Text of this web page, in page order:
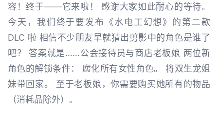
容！终于——它来啦！ 感谢大家如此耐心的等待。
今天，我们终于要发布《水电工幻想》的第二款
DLC 啦 相信不少朋友早就猜出剪影中的角色是谁了
吧？ 答案就是……公会接待员与商店老板娘 两位新
角色的解锁条件： 腐化所有女性角色。 将双生龙姐
妹带回家。 至于老板娘，你需要购买她所有的物品
（消耗品除外）。